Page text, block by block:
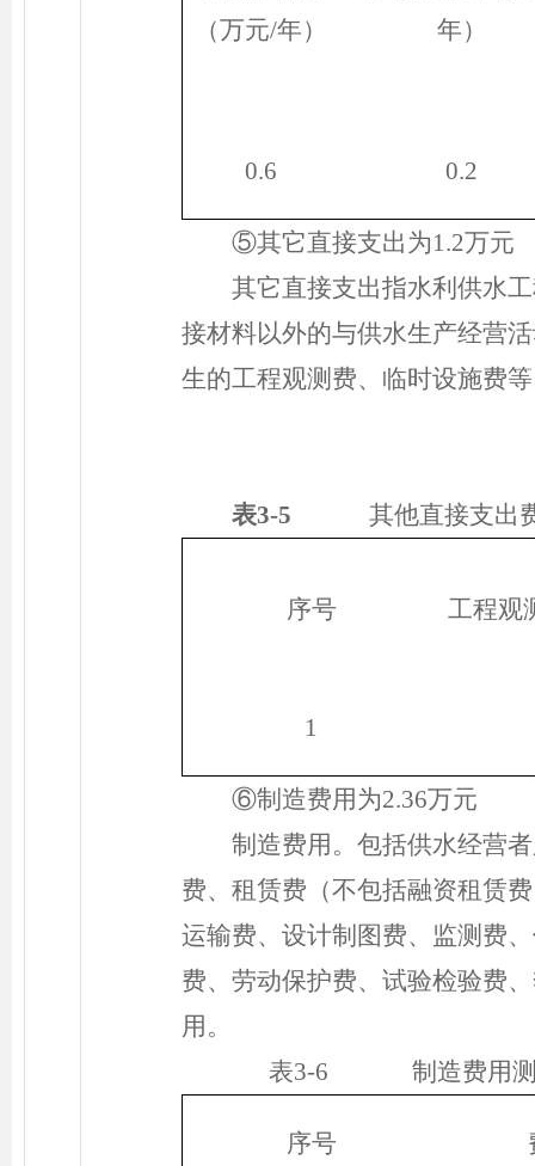
（万元/年）
年）
0.6 0.2
⑤其它直接支出为1.2万元
其它直接支出指水利供水
接材料以外的与供水生产经营
生的工程观测费、临时设施费
表3-5 其他直接支出费
序号 工程观
1
⑥制造费用为2.36万元
制造费用。包括供水经营
费、租赁费（不包括融资租赁
运输费、设计制图费、监测费
费、劳动保护费、试验检验费
用。
表3-6 制造费用测
序号